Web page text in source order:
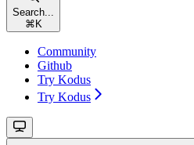
Search...
⌘ K
Community
Github
Try Kodus
Try Kodus